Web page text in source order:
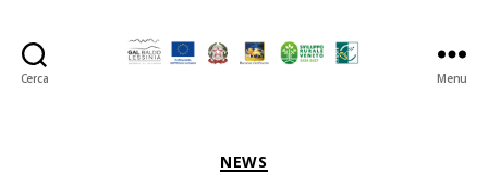
Cerca Menu
Categorie
NEWS